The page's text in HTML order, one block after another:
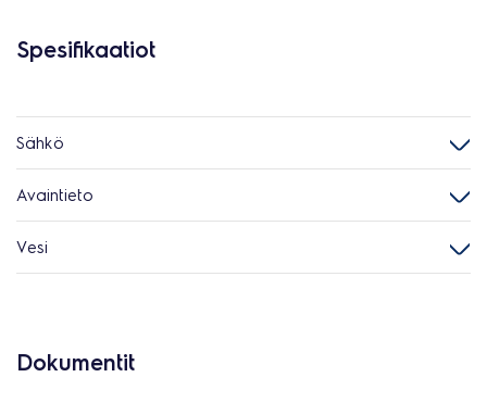
Spesifikaatiot
Sähkö
Avaintieto
Vesi
Dokumentit